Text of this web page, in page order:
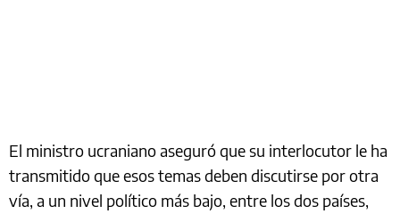
El ministro ucraniano aseguró que su interlocutor le ha
transmitido que esos temas deben discutirse por otra
vía, a un nivel político más bajo, entre los dos países,